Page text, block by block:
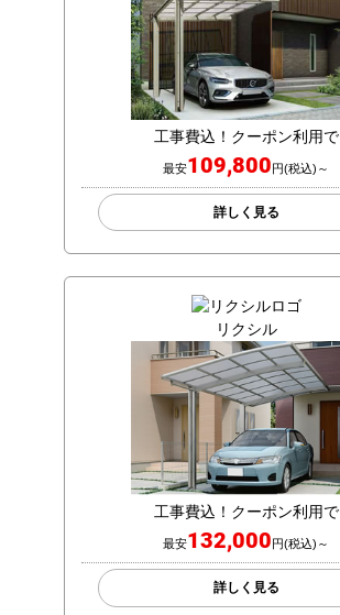
工事費込！クーポン利用で
最安109,800円(税込)～
詳しく見る
リクシル
工事費込！クーポン利用で
最安132,000円(税込)～
詳しく見る